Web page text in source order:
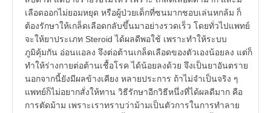
เลือดออกไม่ยอมหยุด หรือผู้ป่วยเด็กที่ซนมากชอบเล่นหกล้ม ก็
ต้องรักษาให้เกล็ดเลือดกลับขึ้นมาอย่างรวดเร็ว โดยทั่วไปแพทย์
จะให้ยาประเภท Steroid ได้ผลดีพอใช้ เพราะทำให้ระบบ
ภูมิคุ้มกัน อ่อนแอลง จึงต่อต้านเกล็ดเลือดของตัวเองน้อยลง แต่ก็
ทำให้ร่างกายต่อต้านเชื้อโรค ได้น้อยลงด้วย จึงเป็นยาอันตราย
นอกจากนี้ยังมีผลข้างเคียง หลายประการ ถ้าไม่จำเป็นจริง ๆ
แพทย์ก็ไม่อยากสั่งให้ทาน วิธีรักษาอีกวิธีหนึ่งที่ได้ผลดีมาก คือ
การตัดม้าม เพราะเราทราบว่าม้ามเป็นตัวการในการทำลาย